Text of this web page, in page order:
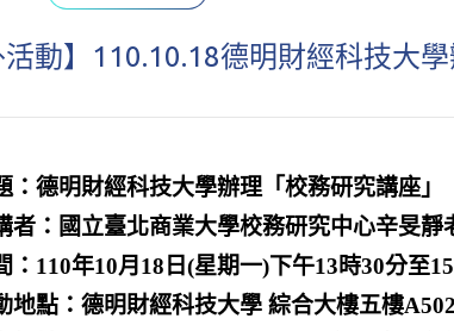
活動】110.10.18德明財經科技大
：德明財經科技大學辦理「校務研究講座」
者：國立臺北商業大學校務研究中心辛旻靜
：110年10月18日(星期一)下午13時30分至
地點：德明財經科技大學 綜合大樓五樓